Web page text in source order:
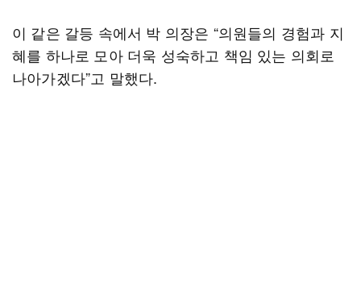
이 같은 갈등 속에서 박 의장은 “의원들의 경험과 지
혜를 하나로 모아 더욱 성숙하고 책임 있는 의회로
나아가겠다”고 말했다.